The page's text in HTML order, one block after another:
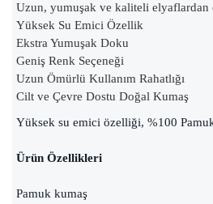
Uzun, yumuşak ve kaliteli
Yüksek Su Emici Özellik
Ekstra Yumuşak Doku
Geniş Renk Seçeneği
Uzun Ömürlü Kullanım Rahatlığı
Cilt ve Çevre Dostu Doğal Kumaş
Yüksek su emici özelliği, %100
Ürün Özellikleri
Pamuk kumaş